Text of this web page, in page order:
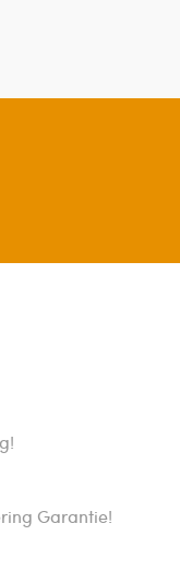
Garantie!